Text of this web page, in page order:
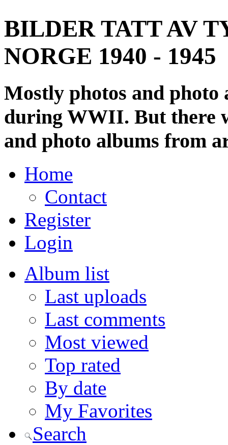
BILDER TATT AV
NORGE 1940 - 1945
Mostly photos and
during WWII. But there
and photo albums from
Home
Contact
Register
Login
Album list
Last uploads
Last comments
Most viewed
Top rated
By date
My Favorites
Search